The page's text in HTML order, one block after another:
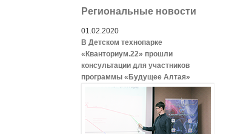
Региональные новости
01.02.2020
В Детском технопарке
«Кванториум.22» прошли
консультации для участников
программы «Будущее Алтая»